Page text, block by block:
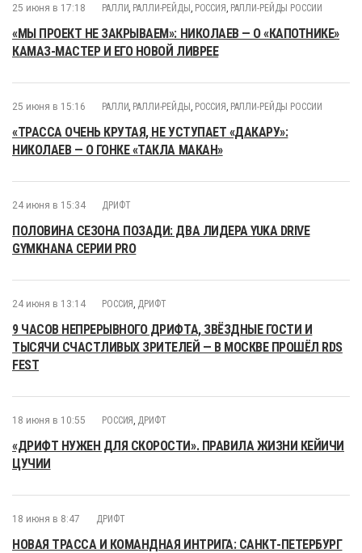
25 июня в 17:18 РАЛЛИ, РАЛЛИ-РЕЙДЫ , РОССИЯ , РАЛЛИ-РЕЙДЫ РОССИИ
«МЫ ПРОЕКТ НЕ ЗАКРЫВАЕМ»: НИКОЛАЕВ — О «КАПОТНИКЕ»
КАМАЗ-МАСТЕР И ЕГО НОВОЙ ЛИВРЕЕ
25 июня в 15:16 РАЛЛИ, РАЛЛИ-РЕЙДЫ , РОССИЯ , РАЛЛИ-РЕЙДЫ РОССИИ
«ТРАССА ОЧЕНЬ КРУТАЯ, НЕ УСТУПАЕТ «ДАКАРУ»:
НИКОЛАЕВ — О ГОНКЕ «ТАКЛА МАКАН»
24 июня в 15:34 ДРИФТ
ПОЛОВИНА СЕЗОНА ПОЗАДИ: ДВА ЛИДЕРА YUKA DRIVE
GYMKHANA СЕРИИ PRO
24 июня в 13:14 РОССИЯ , ДРИФТ
9 ЧАСОВ НЕПРЕРЫВНОГО ДРИФТА, ЗВЁЗДНЫЕ ГОСТИ И
ТЫСЯЧИ СЧАСТЛИВЫХ ЗРИТЕЛЕЙ — В МОСКВЕ ПРОШЁЛ RDS
FEST
18 июня в 10:55 РОССИЯ , ДРИФТ
«ДРИФТ НУЖЕН ДЛЯ СКОРОСТИ». ПРАВИЛА ЖИЗНИ КЕЙИЧИ
ЦУЧИИ
18 июня в 8:47 ДРИФТ
НОВАЯ ТРАССА И КОМАНДНАЯ ИНТРИГА: САНКТ-ПЕТЕРБУРГ